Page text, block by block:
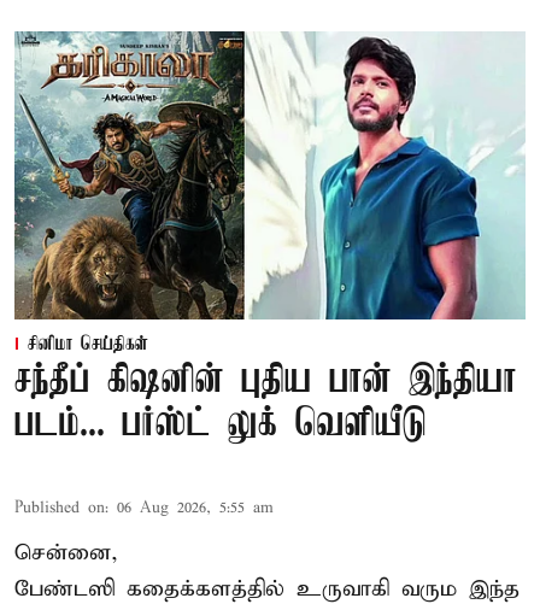
சினிமா செய்திகள்
சந்தீப் கிஷனின் புதிய பான் இந்தியா
படம்... பர்ஸ்ட் லுக் வெளியீடு
Published on: 06 Aug 2026, 5:55 am
சென்னை,
பேண்டஸி கதைக்களத்தில் உருவாகி வரும இந்த